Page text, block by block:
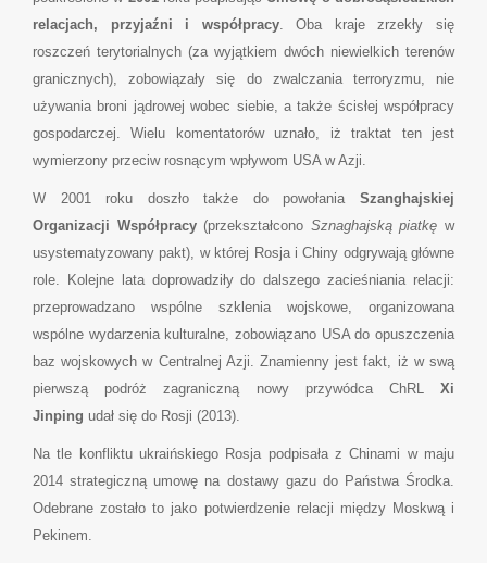
relacjach, przyjaźni i współpracy. Oba kraje zrzekły się
roszczeń terytorialnych (za wyjątkiem dwóch niewielkich terenów
granicznych), zobowiązały się do zwalczania terroryzmu, nie
używania broni jądrowej wobec siebie, a także ścisłej współpracy
gospodarczej. Wielu komentatorów uznało, iż traktat ten jest
wymierzony przeciw rosnącym wpływom USA w Azji.
W 2001 roku doszło także do powołania Szanghajskiej
Organizacji Współpracy(przekształcono Sznaghajską piatkę w
usystematyzowany pakt), w której Rosja i Chiny odgrywają główne
role. Kolejne lata doprowadziły do dalszego zacieśniania relacji:
przeprowadzano wspólne szklenia wojskowe, organizowana
wspólne wydarzenia kulturalne, zobowiązano USA do opuszczenia
baz wojskowych w Centralnej Azji. Znamienny jest fakt, iż w swą
pierwszą podróż zagraniczną nowy przywódca ChRL Xi
Jinping udał się do Rosji (2013).
Na tle konfliktu ukraińskiego Rosja podpisała z Chinami w maju
2014 strategiczną umowę na dostawy gazu do Państwa Środka.
Odebrane zostało to jako potwierdzenie relacji między Moskwą i
Pekinem.